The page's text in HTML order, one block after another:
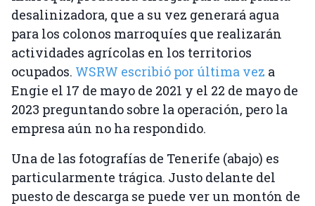
desalinizadora, que a su vez generará agua
para los colonos marroquíes que realizarán
actividades agrícolas en los territorios
ocupados. WSRW escribió por última vez a
Engie el 17 de mayo de 2021 y el 22 de mayo de
2023 preguntando sobre la operación, pero la
empresa aún no ha respondido.
Una de las fotografías de Tenerife (abajo) es
particularmente trágica. Justo delante del
puesto de descarga se puede ver un montón de